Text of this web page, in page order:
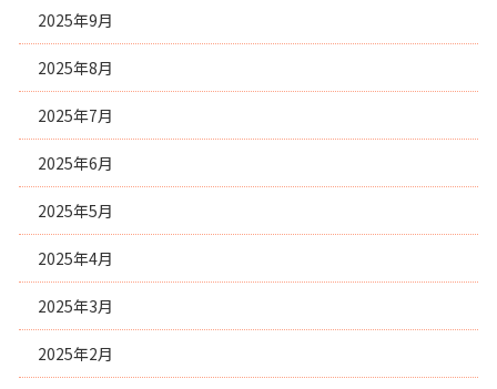
2025年9月
2025年8月
2025年7月
2025年6月
2025年5月
2025年4月
2025年3月
2025年2月